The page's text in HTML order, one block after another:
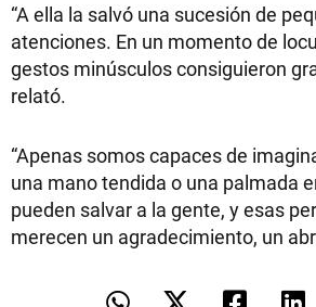
“A ella la salvó una sucesión de
atenciones. En un momento de
gestos minúsculos consiguieron
relató.
“Apenas somos capaces de
una mano tendida o una palmada
pueden salvar a la gente, y esas
merecen un agradecimiento, un